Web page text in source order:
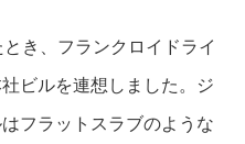
き、フランクロイドライ
ビルを連想しました。ジ
フラットスラブのような